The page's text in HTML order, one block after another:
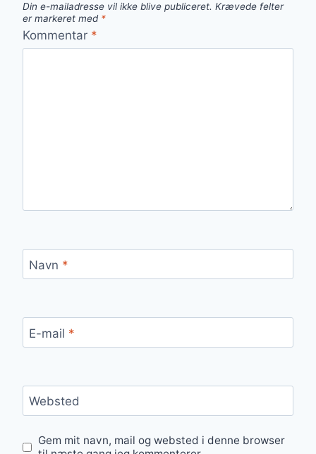
Din e-mailadresse vil ikke blive publiceret. Krævede felter
er markeret med *
Kommentar *
Navn *
E-mail *
Websted
Gem mit navn, mail og websted i denne browser